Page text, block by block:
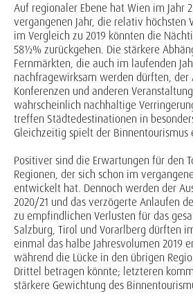
Auf regionaler Ebene hat Wien im Jahr
vergangenen Jahr, die relativ höchsten
im Vergleich zu 2019 könnten die
58½% zurückgehen. Die stärkere
Fernmärkten, die auch im laufenden
nachfragewirksam werden dürften, der
Konferenzen und anderen
wahrscheinlich nachhaltige
treffen Städtedestinationen in
Gleichzeitig spielt der Binnentourismus
Positiver sind die Erwartungen für den
Regionen, der sich schon im
entwickelt hat. Dennoch werden der
2020/21 und das verzögerte Anlaufen
zu empfindlichen Verlusten für das
Salzburg, Tirol und Vorarlberg dürften
einmal das halbe Jahresvolumen 2019
während die Lücke in den übrigen
Drittel betragen könnte; letzteren
stärkere Gewichtung des